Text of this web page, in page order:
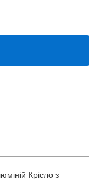
Крісло з